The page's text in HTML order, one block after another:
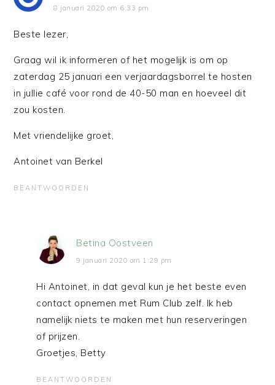
8 januari 2020 om 6:33 pm
Beste lezer,
Graag wil ik informeren of het mogelijk is om op
zaterdag 25 januari een verjaardagsborrel te hosten
in jullie café voor rond de 40-50 man en hoeveel dit
zou kosten.
Met vriendelijke groet,
Antoinet van Berkel
BEANTWOORDEN
Betina Oostveen
9 januari 2020 om 1:29 pm
Hi Antoinet, in dat geval kun je het beste even
contact opnemen met Rum Club zelf. Ik heb
namelijk niets te maken met hun reserveringen
of prijzen.
Groetjes, Betty
BEANTWOORDEN